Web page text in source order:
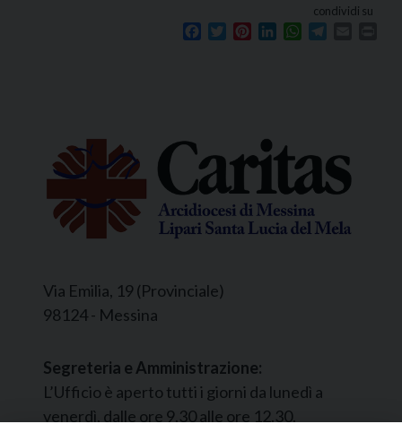
condividi su
Facebook
TwitterPinterestLinkedInWhatsApp
Via Emilia, 19 (Provinciale)
98124 - Messina
Segreteria e Amministrazione:
L’Ufficio è aperto tutti i giorni da lunedì a
venerdì, dalle ore 9.30 alle ore 12.30.